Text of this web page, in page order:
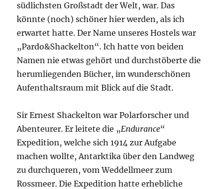
südlichsten Großstadt der Welt, war. Das
könnte (noch) schöner hier werden, als ich
erwartet hatte. Der Name unseres Hostels war
„Pardo&Shackelton“. Ich hatte von beiden
Namen nie etwas gehört und durchstöberte die
herumliegenden Bücher, im wunderschönen
Aufenthaltsraum mit Blick auf die Stadt.
Sir Ernest Shackelton war Polarforscher und
Abenteurer. Er leitete die „Endurance“
Expedition, welche sich 1914 zur Aufgabe
machen wollte, Antarktika über den Landweg
zu durchqueren, vom Weddellmeer zum
Rossmeer. Die Expedition hatte erhebliche